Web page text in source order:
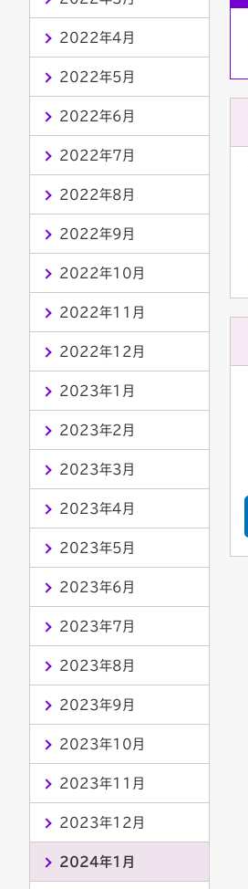
2022年4月
2022年5月
2022年6月
2022年7月
2022年8月
2022年9月
2022年10月
2022年11月
2022年12月
2023年1月
2023年2月
2023年3月
2023年4月
2023年5月
2023年6月
2023年7月
2023年8月
2023年9月
2023年10月
2023年11月
2023年12月
2024年1月